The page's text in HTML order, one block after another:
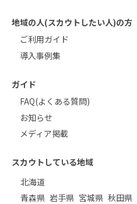
地域の人(スカウトしたい人)の方
ご利用ガイド
導入事例集
ガイド
FAQ(よくある質問)
お知らせ
メディア掲載
スカウトしている地域
北海道
青森県 岩手県 宮城県 秋田県